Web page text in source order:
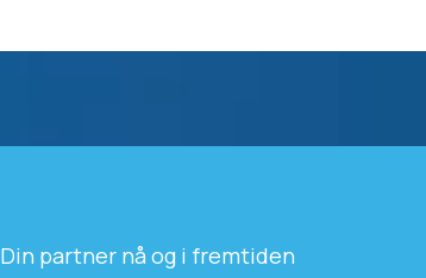
Din partner nå og i fremtiden